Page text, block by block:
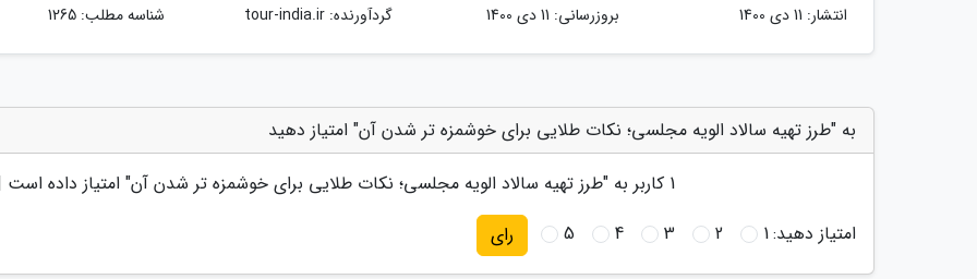
انتشار: 11 دی 1400 بروزرسانی: 11 دی 1400 گردآورنده:tour-india.ir شناسه مطلب: 1265
به "طرز تهیه سالاد الویه مجلسی؛ نکات طلایی برای خوشمزه تر شدن آن" امتیاز دهید
1 کاربر به "طرز تهیه سالاد الویه مجلسی؛ نکات طلایی برای خوشمزه تر شدن آن" امتیاز داده
امتیاز دهید:1
2
3
4
5 رای